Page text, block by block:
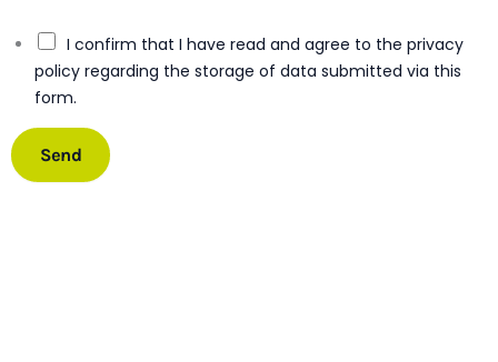
C
k
o
I confirm that I have read and agree to the privacy
policy regarding the storage of data submitted via this
form.
Send